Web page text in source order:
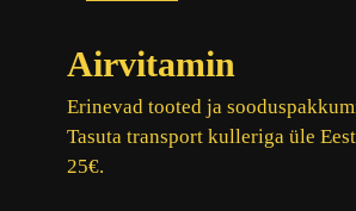
Airvitamin
Erinevad tooted ja
Tasuta transport kulleriga üle
25€.